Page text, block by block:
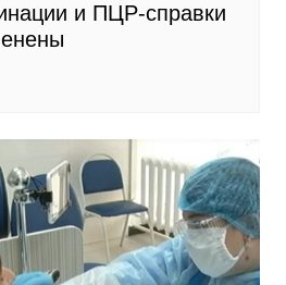
и ПЦР-справки